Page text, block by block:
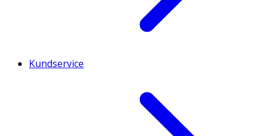
Kundservice